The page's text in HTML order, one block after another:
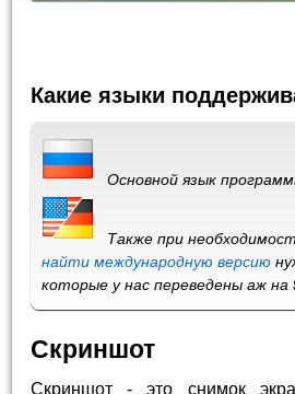
Какие языки
Основной язык
Также при
найти международную версию
которые у нас переведены аж на
Скриншот
Скриншот - это снимок